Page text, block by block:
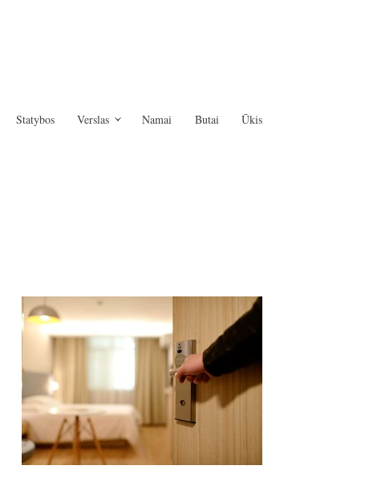
Statybos Verslas Namai Butai Ūkis